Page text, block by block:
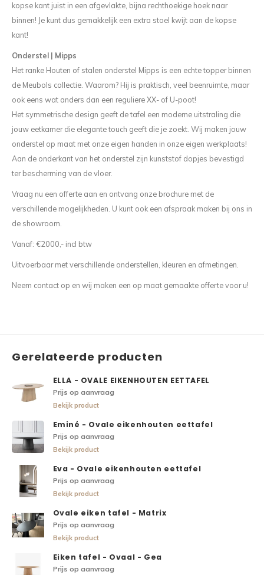
kopse kant juist in een afgevlakte, bijna rechthoekige hoek naar
binnen! Je kunt dus gemakkelijk een extra stoel kwijt aan de kopse
kant!
Onderstel | Mipps
Het ranke Houten of stalen onderstel Mipps is een echte topper binnen
de Meubols collectie. Waarom? Hij is praktisch, veel beenruimte, maar
ook eens wat anders dan een reguliere XX- of U-poot!
Het symmetrische design geeft de tafel een moderne uitstraling die
jouw eetkamer die elegante touch geeft die je zoekt. Wij maken jouw
onderstel op maat met onze eigen handen in onze eigen werkplaats!
Aan de onderkant van het onderstel zijn kunststof dopjes bevestigd
ter bescherming van de vloer.
Vraag nu een offerte aan en ontvang onze brochure met de
verschillende mogelijkheden. U kunt ook een afspraak maken bij ons in
de showroom.
Vanaf: €2000,- incl btw
Uitvoerbaar met verschillende onderstellen, kleuren en afmetingen.
Neem contact op en wij maken een op maat gemaakte offerte voor u!
Gerelateerde producten
ELLA - OVALE EIKENHOUTEN EETTAFEL
Prijs op aanvraag
Bekijk product
Eminé - Ovale eikenhouten eettafel
Prijs op aanvraag
Bekijk product
Eva - Ovale eikenhouten eettafel
Prijs op aanvraag
Bekijk product
Ovale eiken tafel - Matrix
Prijs op aanvraag
Bekijk product
Eiken tafel - Ovaal - Gea
Prijs op aanvraag